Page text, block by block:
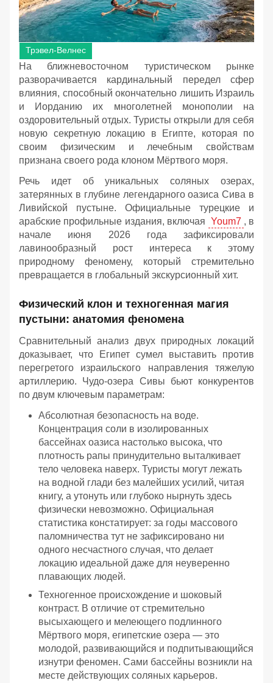
Трэвел-Велнес
На ближневосточном туристическом рынке
разворачивается кардинальный передел сфер
влияния, способный окончательно лишить Израиль
и Иорданию их многолетней монополии на
оздоровительный отдых. Туристы открыли для себя
новую секретную локацию в Египте, которая по
своим физическим и лечебным свойствам
признана своего рода клоном Мёртвого моря.
Речь идет об уникальных соляных озерах,
затерянных в глубине легендарного оазиса Сива в
Ливийской пустыне. Официальные турецкие и
арабские профильные издания, включая
Youm7 , в
начале июня 2026 года зафиксировали
лавинообразный рост интереса к этому
природному феномену, который стремительно
превращается в глобальный экскурсионный хит.
Физический клон и техногенная магия
пустыни: анатомия феномена
Сравнительный анализ двух природных локаций
доказывает, что Египет сумел выставить против
перегретого израильского направления тяжелую
артиллерию. Чудо-озера Сивы бьют конкурентов
по двум ключевым параметрам:
Абсолютная безопасность на воде.
Концентрация соли в изолированных
бассейнах оазиса настолько высока, что
плотность рапы принудительно выталкивает
тело человека наверх. Туристы могут лежать
на водной глади без малейших усилий, читая
книгу, а утонуть или глубоко нырнуть здесь
физически невозможно. Официальная
статистика констатирует: за годы массового
паломничества тут не зафиксировано ни
одного несчастного случая, что делает
локацию идеальной даже для неуверенно
плавающих людей.
Техногенное происхождение и шоковый
контраст. В отличие от стремительно
высыхающего и мелеющего подлинного
Мёртвого моря, египетские озера — это
молодой, развивающийся и подпитывающийся
изнутри феномен. Сами бассейны возникли на
месте действующих соляных карьеров.